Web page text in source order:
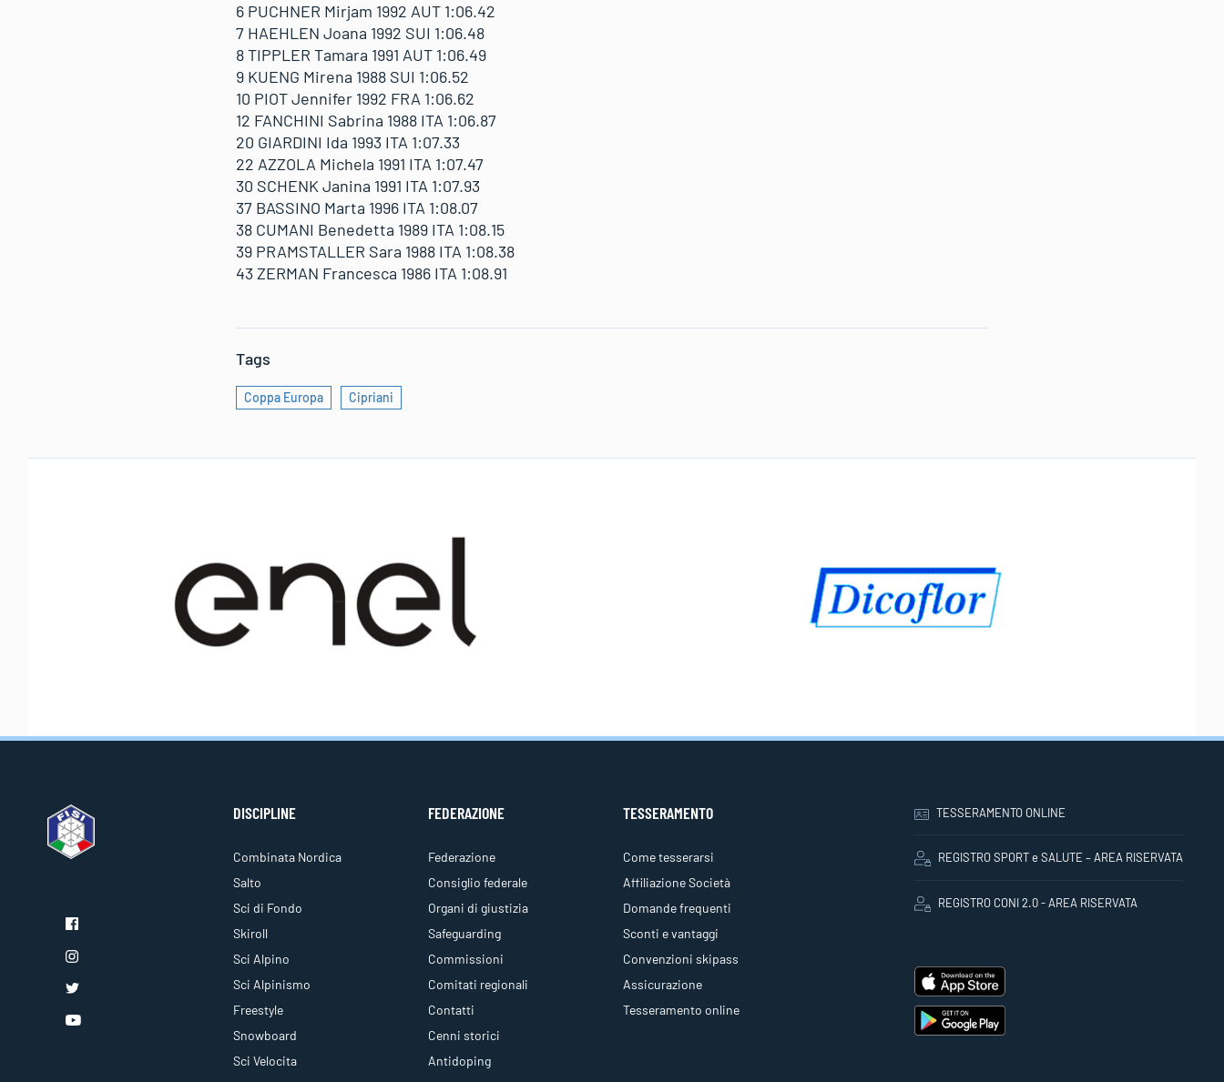
6 PUCHNER Mirjam 1992 AUT 1:06.42
7 HAEHLEN Joana 1992 SUI 1:06.48
8 TIPPLER Tamara 1991 AUT 1:06.49
9 KUENG Mirena 1988 SUI 1:06.52
10 PIOT Jennifer 1992 FRA 1:06.62
12 FANCHINI Sabrina 1988 ITA 1:06.87
20 GIARDINI Ida 1993 ITA 1:07.33
22 AZZOLA Michela 1991 ITA 1:07.47
30 SCHENK Janina 1991 ITA 1:07.93
37 BASSINO Marta 1996 ITA 1:08.07
38 CUMANI Benedetta 1989 ITA 1:08.15
39 PRAMSTALLER Sara 1988 ITA 1:08.38
43 ZERMAN Francesca 1986 ITA 1:08.91
Tags
Coppa Europa Cipriani
DISCIPLINE
Combinata Nordica
Salto
Sci di Fondo
Skiroll
Sci Alpino
Sci Alpinismo
Freestyle
Snowboard
Sci Velocita
FEDERAZIONE
Federazione
Consiglio federale
Organi di giustizia
Safeguarding
Commissioni
Comitati regionali
Contatti
Cenni storici
Antidoping
TESSERAMENTO
Come tesserarsi
Affiliazione Società
Domande frequenti
Sconti e vantaggi
Convenzioni skipass
Assicurazione
Tesseramento online
TESSERAMENTO ONLINE
REGISTRO SPORT e SALUTE – AREA RISERVATA
REGISTRO CONI 2.0 - AREA RISERVATA